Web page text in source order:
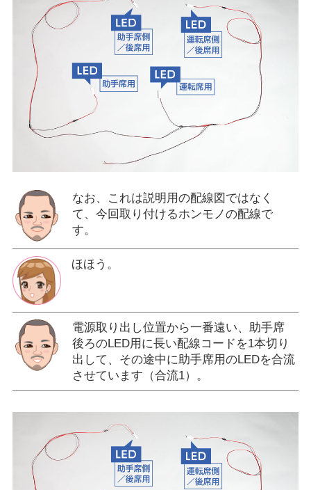
なお、これは説明用の配線図ではなく
て、今回取り付けるホンモノの配線で
す。
ほほう。
電源取り出し位置から一番遠い、助手席
後ろのLED用に長い配線コードを1本切り
出して、その途中に助手席用のLEDを合流
させています（合流1）。